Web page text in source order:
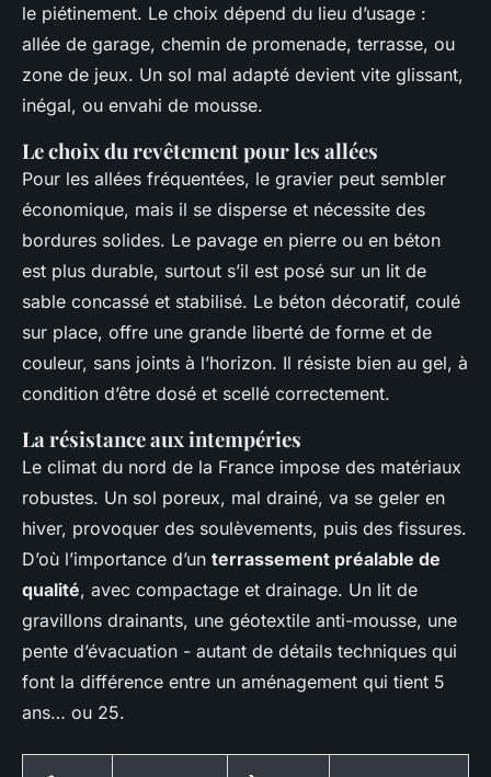
le piétinement. Le choix dépend du lieu d’usage :
allée de garage, chemin de promenade, terrasse, ou
zone de jeux. Un sol mal adapté devient vite glissant,
inégal, ou envahi de mousse.
Le choix du revêtement pour les allées
Pour les allées fréquentées, le gravier peut sembler
économique, mais il se disperse et nécessite des
bordures solides. Le pavage en pierre ou en béton
est plus durable, surtout s’il est posé sur un lit de
sable concassé et stabilisé. Le béton décoratif, coulé
sur place, offre une grande liberté de forme et de
couleur, sans joints à l’horizon. Il résiste bien au gel, à
condition d’être dosé et scellé correctement.
La résistance aux intempéries
Le climat du nord de la France impose des matériaux
robustes. Un sol poreux, mal drainé, va se geler en
hiver, provoquer des soulèvements, puis des fissures.
D’où l’importance d’un terrassement préalable de
qualité, avec compactage et drainage. Un lit de
gravillons drainants, une géotextile anti-mousse, une
pente d’évacuation - autant de détails techniques qui
font la différence entre un aménagement qui tient 5
ans… ou 25.